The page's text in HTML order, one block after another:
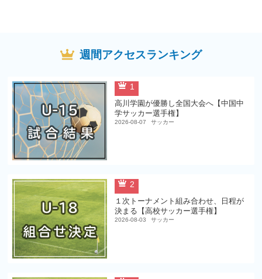
週間アクセスランキング
1
高川学園が優勝し全国大会へ【中国中
学サッカー選手権】
2026-08-07 サッカー
2
１次トーナメント組み合わせ、日程が
決まる【高校サッカー選手権】
2026-08-03 サッカー